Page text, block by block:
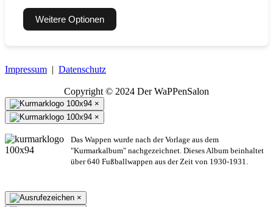
Weitere Optionen
Impressum | Datenschutz
Copyright © 2024 Der WaPPenSalon
×
×
Das Wappen wurde nach der Vorlage aus dem
"Kurmarkalbum" nachgezeichnet. Dieses Album beinhaltet
über 640 Fußballwappen aus der Zeit von 1930-1931.
×